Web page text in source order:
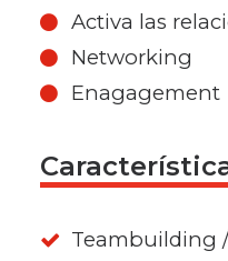
Activa las
Networking
Enagagement
Teambuilding